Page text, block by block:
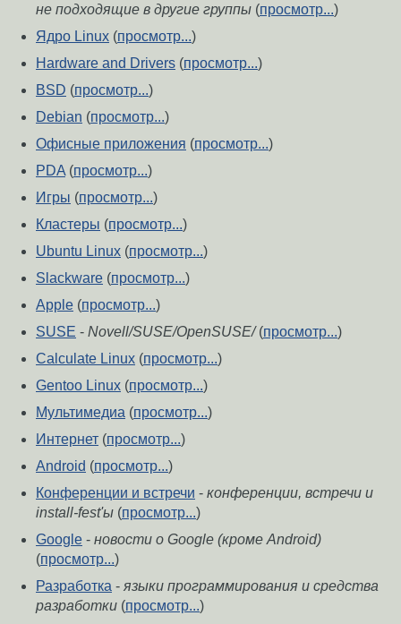
не подходящие в другие группы (просмотр...)
Ядро Linux (просмотр...)
Hardware and Drivers (просмотр...)
BSD (просмотр...)
Debian (просмотр...)
Офисные приложения (просмотр...)
PDA (просмотр...)
Игры (просмотр...)
Кластеры (просмотр...)
Ubuntu Linux (просмотр...)
Slackware (просмотр...)
Apple (просмотр...)
SUSE - Novell/SUSE/OpenSUSE/(просмотр...)
Calculate Linux (просмотр...)
Gentoo Linux (просмотр...)
Мультимедиа (просмотр...)
Интернет (просмотр...)
Android (просмотр...)
Конференции и встречи - конференции, встречи и
install-fest'ы (просмотр...)
Google - новости о Google (кроме Android)
(просмотр...)
Разработка - языки программирования и средства
разработки (просмотр...)